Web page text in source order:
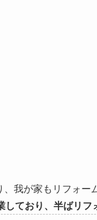
我が家もリフォー
ており、半ばリフ